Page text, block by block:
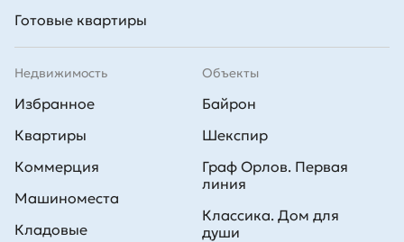
Готовые квартиры
Недвижимость
Избранное
Квартиры
Коммерция
Машиноместа
Кладовые
Объекты
Байрон
Шекспир
Граф Орлов. Первая
линия
Классика. Дом для
души